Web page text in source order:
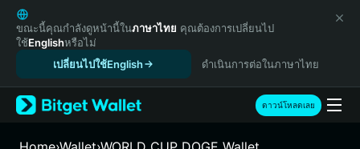
English
日本語
Tiếng Việt
Español (Latinoamérica)
Türkçe
Français
ขณะนี้คุณกำลังดูหน้านี้ในภาษาไทย คุณต้องการเปลี่ยนไป
ใช้Englishหรือไม่
เปลี่ยนไปใช้English
ดำเนินการต่อในภาษาไทย
ดาวน์โหลดเลย